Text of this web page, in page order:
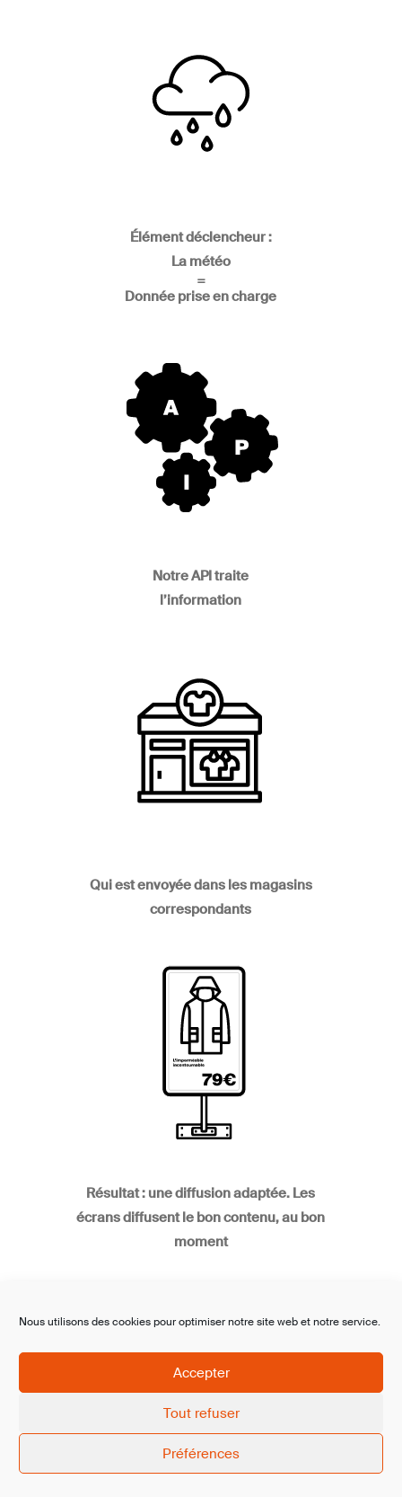
Nous utilisons des cookies pour optimiser notre site web et notre service.
Accepter
Tout refuser
Préférences
Élément déclencheur :
La météo
=
Donnée prise en charge
Notre API traite
l’information
Qui est envoyée dans les magasins
correspondants
Résultat : une diffusion adaptée. Les
écrans diffusent le bon contenu, au bon
moment